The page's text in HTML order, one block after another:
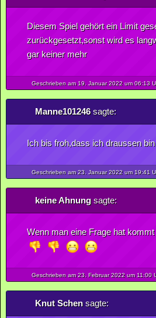
Diesem Spiel gehört ein Limit
zurückgesetzt,sonst wird es
gar keiner mehr
Geschrieben am 19. Januar2022um 06:13
Manne101246sagte:
Ich bis froh,dass ich draussen bin
Geschrieben am 23. Januar2022um 19:41
keine Ahnungsagte:
Wenn man eine Frage hat
Geschrieben am 23. Februar2022um 11:00
Knut Schensagte: